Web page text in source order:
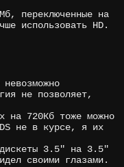
переключенные на
использовать HD.
не позволяет,
на 720Кб тоже можно
DS не в курсе, я их
дискеты 3.5" на 3.5"
своими глазами.